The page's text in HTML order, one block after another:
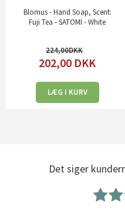
Blomus - Hand Soap, Scent:
Fuji Tea - SATOMI - White
224,00
202,00 DKK
LÆG I KURV
Det siger